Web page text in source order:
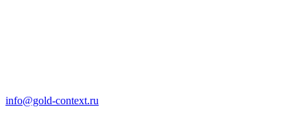
info@gold-context.ru